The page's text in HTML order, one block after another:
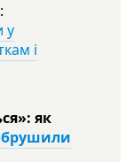
у
і
як